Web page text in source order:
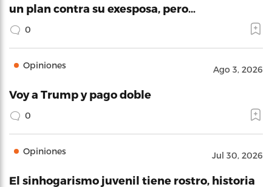
un plan contra su exesposa, pero…
0
Opiniones Ago 3, 2026
Voy a Trump y pago doble
0
Opiniones Jul 30, 2026
El sinhogarismo juvenil tiene rostro, historia